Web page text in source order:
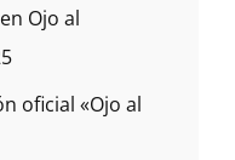
Ojo al
oficial «Ojo al